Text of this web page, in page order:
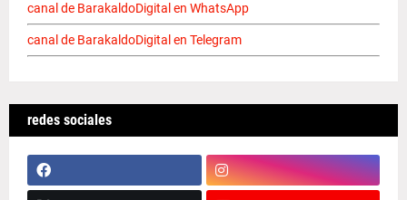
canal de BarakaldoDigital en WhatsApp
canal de BarakaldoDigital en Telegram
redes sociales